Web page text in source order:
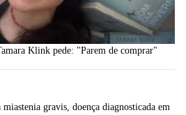
Klink pede: "Parem de comprar"
miastenia gravis, doença diagnosticada em